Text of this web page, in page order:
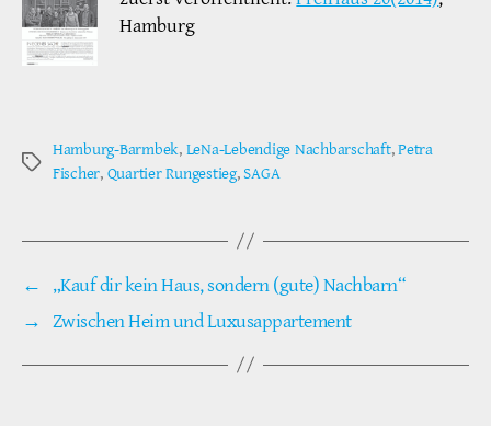
Hamburg
Schlagwörter
Hamburg-Barmbek, LeNa-Lebendige Nachbarschaft,Petra
Fischer, Quartier Rungestieg,SAGA
←
„Kauf dir kein Haus, sondern (gute) Nachbarn“
→ Zwischen Heim und Luxusappartement